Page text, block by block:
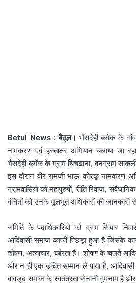
Betul News : बैतूल। भैंसदेही ब्लॉक के
नामकरण एवं हस्ताक्षर अभियान चलाया जा
भैंसदेही ब्लॉक के ग्राम चिचढाना, वनग्राम
इस दौरान वीर रामजी भाऊ कोरकू नामकरण
ग्रामवासियों को महापुरुषों, रीति रिवाज,
वंचितों को उनके मूलभूत अधिकारों की जानकारी
समिति के पदाधिकारियों को ग्राम सियार
आदिवासी समाज काफी पिछड़ा हुआ है जिसके
शोषण, अत्याचार, बर्बरता है। शोषण के चलते
और न ही एक उचित सम्मान ले पाया है,
बावजूद समाज के स्वतंत्रता सेनानी गुमनाम है